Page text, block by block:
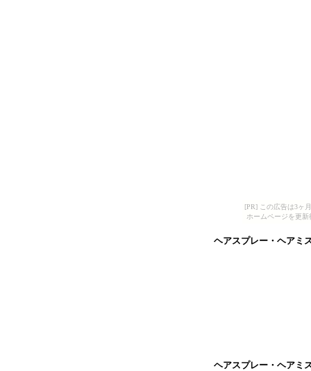
[PR] この広告は3ヶ
ホームページを更
ヘアスプレー・ヘアミ
ヘアスプレー・ヘアミ